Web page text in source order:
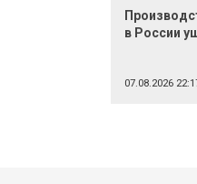
в России
07.08.2026